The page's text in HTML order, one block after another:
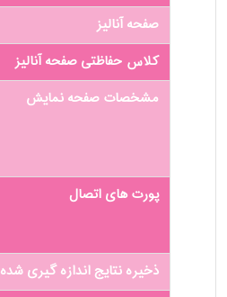
صفحه آنالیز
کلاس حفاظتی صفحه آنالیز
مشخصات صفحه نمایش
پورت های اتصال
ذخیره نتایج اندازه گیری شده